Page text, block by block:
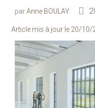
devient
systèmes
Anne BOULAY
Article mis à jour le20/10/